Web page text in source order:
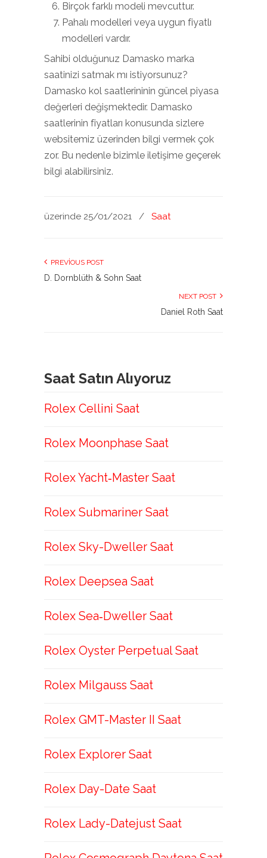
Birçok farklı modeli mevcuttur.
Pahalı modelleri veya uygun fiyatlı
modelleri vardır.
Sahibi olduğunuz Damasko marka
saatinizi satmak mı istiyorsunuz?
Damasko kol saatlerininin güncel piyasa
değerleri değişmektedir. Damasko
saatlerinin fiyatları konusunda sizlere
websitemiz üzerinden bilgi vermek çok
zor. Bu nedenle bizimle iletişime geçerek
bilgi alabilirsiniz.
üzerinde 25/01/2021 / Saat
PREVIOUS POST
D. Dornblüth & Sohn Saat
NEXT POST
Daniel Roth Saat
Saat Satın Alıyoruz
Rolex Cellini Saat
Rolex Moonphase Saat
Rolex Yacht‑Master Saat
Rolex Submariner Saat
Rolex Sky-Dweller Saat
Rolex Deepsea Saat
Rolex Sea‑Dweller Saat
Rolex Oyster Perpetual Saat
Rolex Milgauss Saat
Rolex GMT-Master II Saat
Rolex Explorer Saat
Rolex Day-Date Saat
Rolex Lady-Datejust Saat